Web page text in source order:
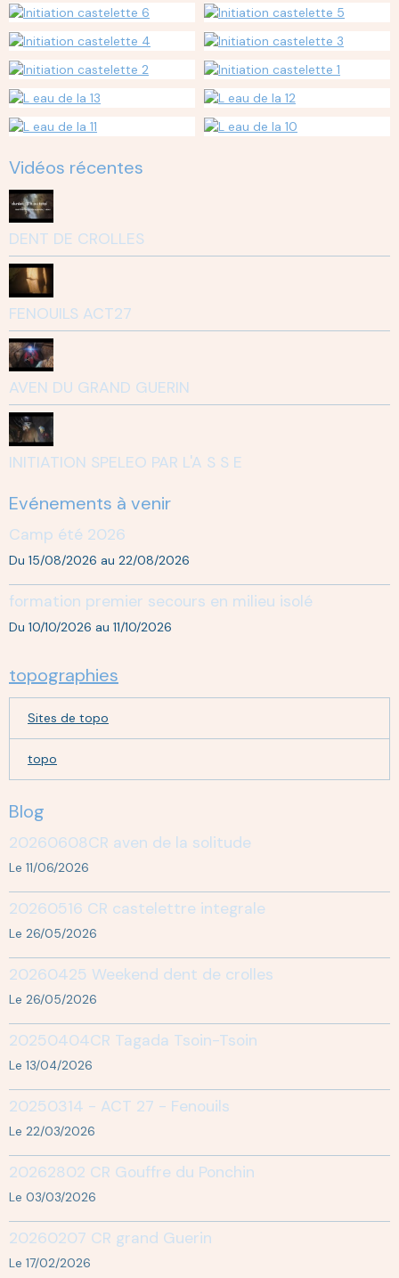
Vidéos récentes
DENT DE CROLLES
FENOUILS ACT27
AVEN DU GRAND GUERIN
INITIATION SPELEO PAR L'A S S E
Evénements à venir
Camp été 2026
Du 15/08/2026 au 22/08/2026
formation premier secours en milieu isolé
Du 10/10/2026 au 11/10/2026
topographies
Sites de topo
topo
Blog
20260608CR aven de la solitude
Le 11/06/2026
20260516 CR castelettre integrale
Le 26/05/2026
20260425 Weekend dent de crolles
Le 26/05/2026
20250404CR Tagada Tsoin-Tsoin
Le 13/04/2026
20250314 - ACT 27 - Fenouils
Le 22/03/2026
20262802 CR Gouffre du Ponchin
Le 03/03/2026
20260207 CR grand Guerin
Le 17/02/2026